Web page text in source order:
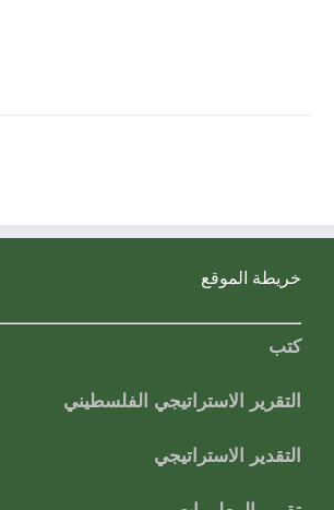
خريطة الموقع
كتب
التقرير الاستراتيجي الفلسطيني
التقدير الاستراتيجي